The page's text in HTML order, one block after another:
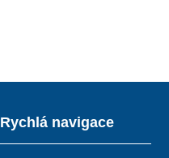
Rychlá navigace